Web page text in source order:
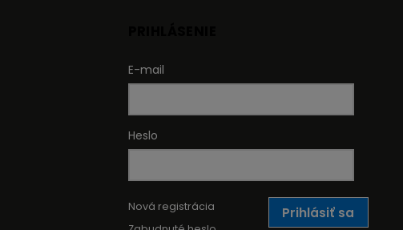
E-mail
Heslo
Prihlásiť sa
Nová registrácia